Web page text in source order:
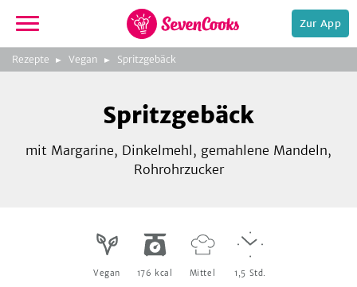
zur
Startseite
Zur App
Rezepte Vegan Spritzgebäck
Bild
3
zeigen
Spritzgebäck
mit Margarine, Dinkelmehl, gemahlene Mandeln,
Rohrohrzucker
Vegan 176 kcal Mittel 1,5 Std.